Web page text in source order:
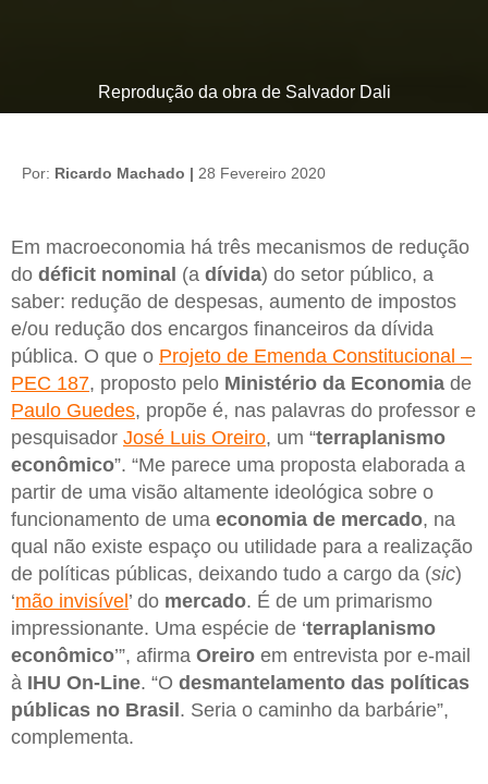
Reprodução da obra de Salvador Dali
Por: Ricardo Machado | 28 Fevereiro 2020
Em macroeconomia há três mecanismos de redução
do déficit nominal (a dívida) do setor público, a
saber: redução de despesas, aumento de impostos
e/ou redução dos encargos financeiros da dívida
pública. O que o Projeto de Emenda Constitucional –
PEC 187, proposto pelo Ministério da Economia de
Paulo Guedes, propõe é, nas palavras do professor e
pesquisador José Luis Oreiro, um “terraplanismo
econômico”. “Me parece uma proposta elaborada a
partir de uma visão altamente ideológica sobre o
funcionamento de uma economia de mercado, na
qual não existe espaço ou utilidade para a realização
de políticas públicas, deixando tudo a cargo da (sic)
‘mão invisível ’ do mercado. É de um primarismo
impressionante. Uma espécie de ‘terraplanismo
econômico’”, afirma Oreiro em entrevista por e-mail
à IHU On-Line. “O desmantelamento das políticas
públicas no Brasil . Seria o caminho da barbárie”,
complementa.